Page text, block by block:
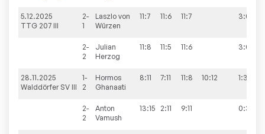
5.12.2025
TTG 207 III
2-
1
Laszlo von
Würzen
11:7 11:6 11:7 3:0
2-
2
Julian
Herzog
11:8 11:5 11:6 3:0
28.11.2025
Walddörfer SV III
1-
2
Hormos
Ghanaati
8:11 7:11 11:8 10:12 1:3
2-
2
Anton
Vamush
13:15 2:11 9:11 0:3